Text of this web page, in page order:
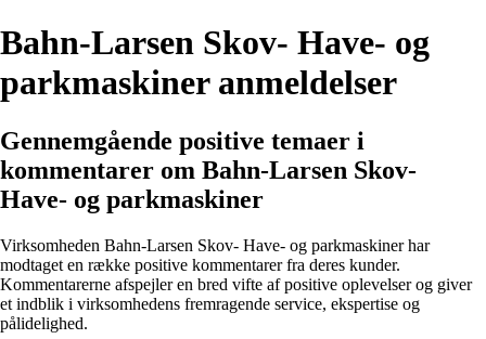
Bahn-Larsen Skov- Have- og
parkmaskiner anmeldelser
Gennemgående positive temaer i
kommentarer om Bahn-Larsen Skov-
Have- og parkmaskiner
Virksomheden Bahn-Larsen Skov- Have- og parkmaskiner har
modtaget en række positive kommentarer fra deres kunder.
Kommentarerne afspejler en bred vifte af positive oplevelser og giver
et indblik i virksomhedens fremragende service, ekspertise og
pålidelighed.